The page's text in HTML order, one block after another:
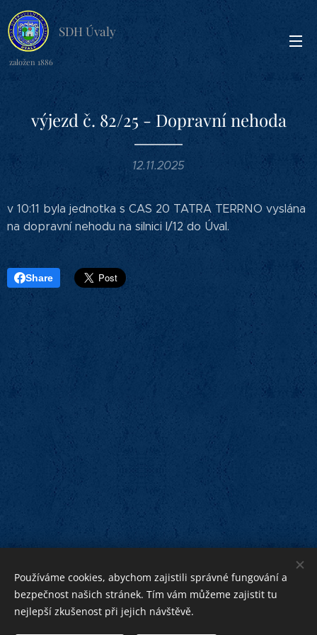
SDH Úvaly
založen 1886
výjezd č. 82/25 - Dopravní nehoda
12.11.2025
v 10:11 byla jednotka s CAS 20 TATRA TERRNO vyslána
na dopravní nehodu na silnici I/12 do Úval.
Share
Bohu ku cti, bližnímuku pomoci
Používáme cookies, abychom zajistili správné fungování a
bezpečnost našich stránek. Tím vám můžeme zajistit tu
nejlepší zkušenost při jejich návštěvě.